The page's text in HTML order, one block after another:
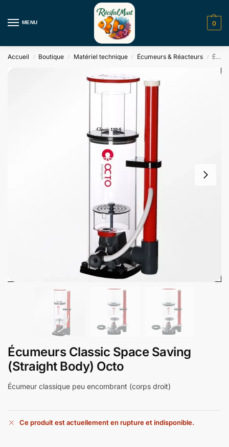
MENU 0
Accueil / Boutique / Matériel technique / Écumeurs & Réacteurs / Écumeurs Classic Space Saving (Straight Body) Octo
Écumeurs Classic Space Saving
(Straight Body) Octo
Écumeur classique peu encombrant (corps droit)
Ce produit est actuellement en rupture et indisponible.